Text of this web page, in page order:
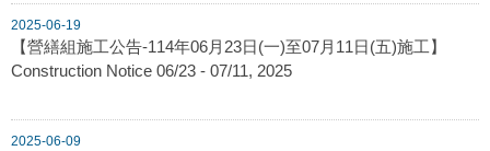
2025-06-19
【營繕組施工公告-114年06月23日(一)至07月11日(五)施工】
Construction Notice 06/23 - 07/11, 2025
2025-06-09